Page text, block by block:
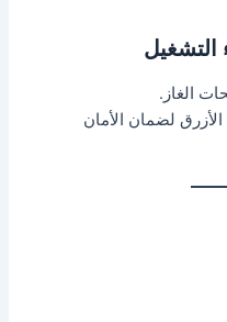
الغاز.
لضمان الأمان